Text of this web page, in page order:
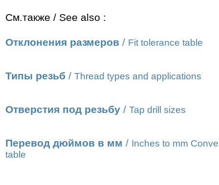
См.также / See also :
Отклонения размеров / Fit tolerance table
Типы резьб / Thread types and applications
Отверстия под резьбу / Tap drill sizes
Перевод дюймов в мм / Inches to mm
table